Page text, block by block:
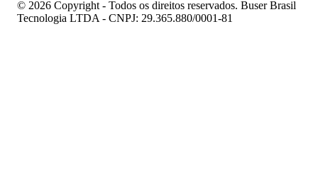
© 2026 Copyright - Todos os direitos reservados. Buser Brasil
Tecnologia LTDA - CNPJ: 29.365.880/0001-81